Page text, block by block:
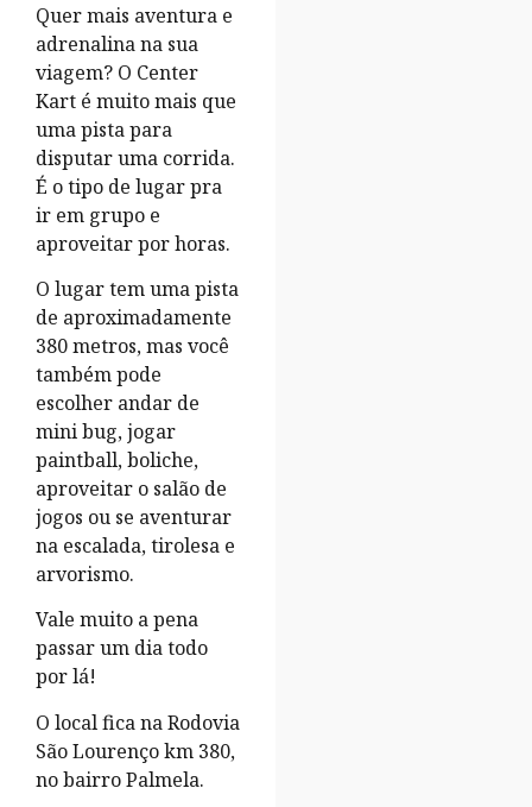
Quer mais aventura e
adrenalina na sua
viagem? O Center
Kart é muito mais que
uma pista para
disputar uma corrida.
É o tipo de lugar pra
ir em grupo e
aproveitar por horas.
O lugar tem uma pista
de aproximadamente
380 metros, mas você
também pode
escolher andar de
mini bug, jogar
paintball, boliche,
aproveitar o salão de
jogos ou se aventurar
na escalada, tirolesa e
arvorismo.
Vale muito a pena
passar um dia todo
por lá!
O local fica na Rodovia
São Lourenço km 380,
no bairro Palmela.